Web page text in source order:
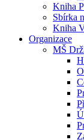
Kniha
Sbírka
Kniha
Organizace
MŠ